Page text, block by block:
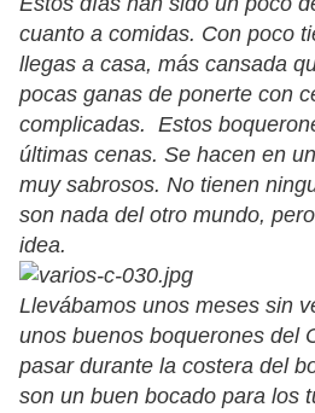
cuanto a comidas. Con poco
llegas a casa, más cansada
pocas ganas de ponerte con
complicadas. Estos
últimas cenas. Se hacen en
muy sabrosos. No tienen
son nada del otro mundo,
idea.
Llevábamos unos meses sin
unos buenos boquerones del
pasar durante la costera del
son un buen bocado para los